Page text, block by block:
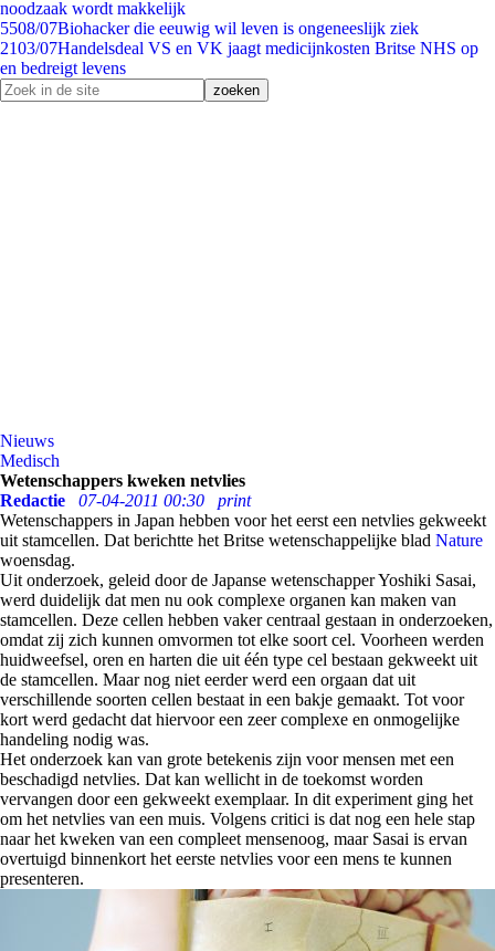
noodzaak wordt makkelijk
5508/07Biohacker die eeuwig wil leven is ongeneeslijk ziek
2103/07Handelsdeal VS en VK jaagt medicijnkosten Britse NHS op
en bedreigt levens
Nieuws
Medisch
Wetenschappers kweken netvlies
Redactie
07-04-2011 00:30
print
Wetenschappers in Japan hebben voor het eerst een netvlies gekweekt
uit stamcellen. Dat berichtte het Britse wetenschappelijke blad Nature
woensdag.
Uit onderzoek, geleid door de Japanse wetenschapper Yoshiki Sasai,
werd duidelijk dat men nu ook complexe organen kan maken van
stamcellen. Deze cellen hebben vaker centraal gestaan in onderzoeken,
omdat zij zich kunnen omvormen tot elke soort cel. Voorheen werden
huidweefsel, oren en harten die uit één type cel bestaan gekweekt uit
de stamcellen. Maar nog niet eerder werd een orgaan dat uit
verschillende soorten cellen bestaat in een bakje gemaakt. Tot voor
kort werd gedacht dat hiervoor een zeer complexe en onmogelijke
handeling nodig was.
Het onderzoek kan van grote betekenis zijn voor mensen met een
beschadigd netvlies. Dat kan wellicht in de toekomst worden
vervangen door een gekweekt exemplaar. In dit experiment ging het
om het netvlies van een muis. Volgens critici is dat nog een hele stap
naar het kweken van een compleet mensenoog, maar Sasai is ervan
overtuigd binnenkort het eerste netvlies voor een mens te kunnen
presenteren.